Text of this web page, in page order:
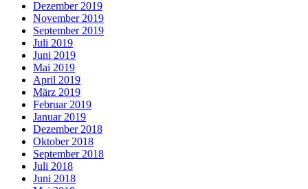
Dezember 2019
November 2019
September 2019
Juli 2019
Juni 2019
Mai 2019
April 2019
März 2019
Februar 2019
Januar 2019
Dezember 2018
Oktober 2018
September 2018
Juli 2018
Juni 2018